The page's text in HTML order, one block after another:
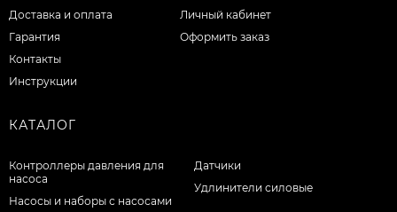
Доставка и оплата
Гарантия
Контакты
Инструкции
Личный кабинет
Оформить заказ
КАТАЛОГ
Контроллеры давления для
насоса
Насосы и наборы с насосами
Датчики
Удлинители силовые